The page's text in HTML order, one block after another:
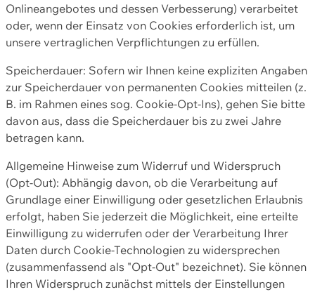
Onlineangebotes und dessen Verbesserung) verarbeitet
oder, wenn der Einsatz von Cookies erforderlich ist, um
unsere vertraglichen Verpflichtungen zu erfüllen.
Speicherdauer: Sofern wir Ihnen keine expliziten Angaben
zur Speicherdauer von permanenten Cookies mitteilen (z.
B. im Rahmen eines sog. Cookie-Opt-Ins), gehen Sie bitte
davon aus, dass die Speicherdauer bis zu zwei Jahre
betragen kann.
Allgemeine Hinweise zum Widerruf und Widerspruch
(Opt-Out): Abhängig davon, ob die Verarbeitung auf
Grundlage einer Einwilligung oder gesetzlichen Erlaubnis
erfolgt, haben Sie jederzeit die Möglichkeit, eine erteilte
Einwilligung zu widerrufen oder der Verarbeitung Ihrer
Daten durch Cookie-Technologien zu widersprechen
(zusammenfassend als "Opt-Out" bezeichnet). Sie können
Ihren Widerspruch zunächst mittels der Einstellungen